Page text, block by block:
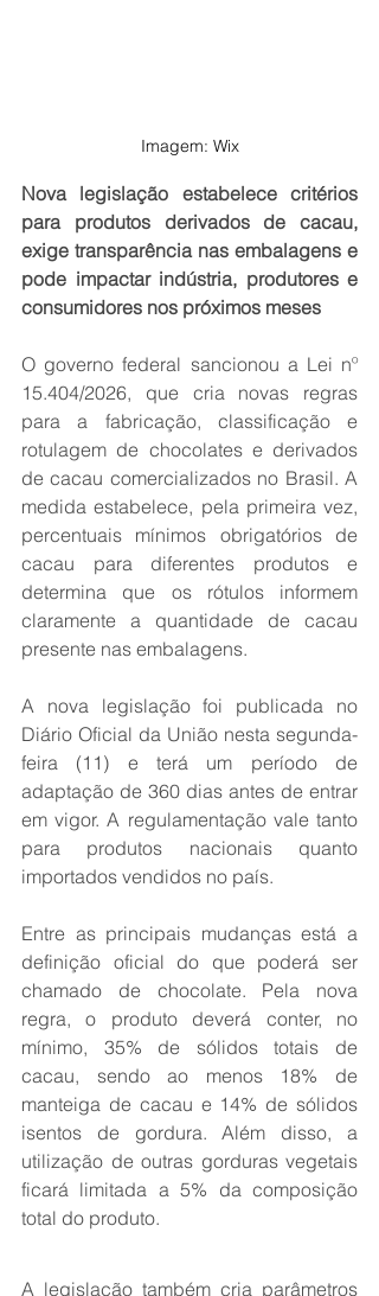
Imagem: Wix
Nova legislação estabelece critérios
para produtos derivados de cacau,
exige transparência nas embalagens e
pode impactar indústria, produtores e
consumidores nos próximos meses
O governo federal sancionou a Lei nº
15.404/2026, que cria novas regras
para a fabricação, classificação e
rotulagem de chocolates e derivados
de cacau comercializados no Brasil. A
medida estabelece, pela primeira vez,
percentuais mínimos obrigatórios de
cacau para diferentes produtos e
determina que os rótulos informem
claramente a quantidade de cacau
presente nas embalagens.
A nova legislação foi publicada no
Diário Oficial da União nesta segunda-
feira (11) e terá um período de
adaptação de 360 dias antes de entrar
em vigor. A regulamentação vale tanto
para produtos nacionais quanto
importados vendidos no país.
Entre as principais mudanças está a
definição oficial do que poderá ser
chamado de chocolate. Pela nova
regra, o produto deverá conter, no
mínimo, 35% de sólidos totais de
cacau, sendo ao menos 18% de
manteiga de cacau e 14% de sólidos
isentos de gordura. Além disso, a
utilização de outras gorduras vegetais
ficará limitada a 5% da composição
total do produto.
A legislação também cria parâmetros